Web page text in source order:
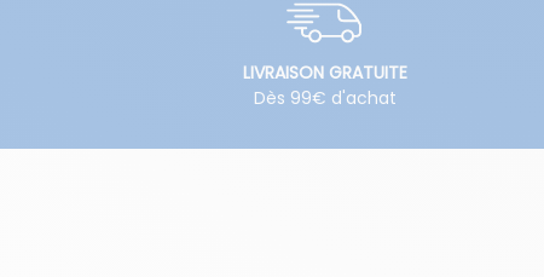
LIVRAISON GRATUITE
Dès 99€ d'achat